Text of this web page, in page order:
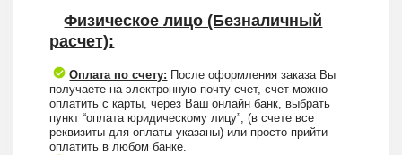
Физическое лицо (Безналичный
расчет):
Оплата по счету: После оформления заказа Вы
получаете на электронную почту счет, счет можно
оплатить с карты, через Ваш онлайн банк, выбрать
пункт “оплата юридическому лицу”, (в счете все
реквизиты для оплаты указаны) или просто прийти
оплатить в любом банке.